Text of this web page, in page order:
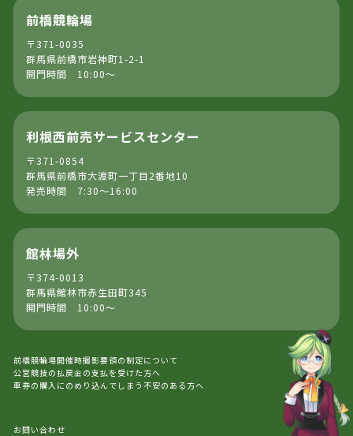
前橋競輪場
〒371-0035
群馬県前橋市岩神町1-2-1
開門時間 10:00～
利根西前売サービスセンター
〒371-0854
群馬県前橋市大渡町一丁目2番地10
発売時間 7:30～16:00
館林場外
〒374-0013
群馬県館林市赤生田町345
開門時間 10:00～
前橋競輪場開催時撮影要領の制定について
公営競技の払戻金の支払を受けた方へ
車券の購入にのめり込んでしまう不安のある方へ
お問い合わせ